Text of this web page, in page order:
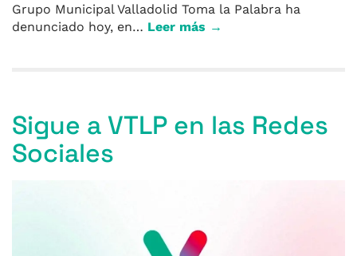
Grupo Municipal Valladolid Toma la Palabra ha
denunciado hoy, en… Leer más →
Sigue a VTLP en las Redes
Sociales